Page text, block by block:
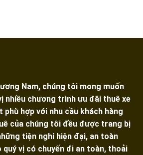
Nam, chúng tôi mong muốn
nhiều chương trình ưu đãi thuê xe
hợp với nhu cầu khách hàng
của chúng tôi đều được trang bị
tiện nghi hiện đại, an toàn
quý vị có chuyến đi an toàn, thoải